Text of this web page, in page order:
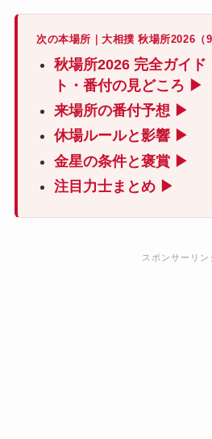
次の本場所｜大相撲 秋場所2026（
秋場所2026 完全ガイド
ト・番付の見どころ ▶
来場所の番付予想 ▶
休場ルールと影響 ▶
金星の条件と褒賞 ▶
注目力士まとめ ▶
スポンサーリン